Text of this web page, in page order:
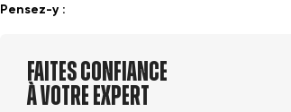
Pensez-y :
Faites confiance
à votre expert